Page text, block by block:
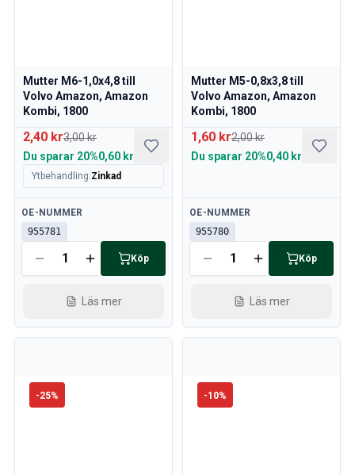
Nyheter
kampanj
Månadens kampanj
Mutter M6-1,0x4,8 till
Volvo Amazon, Amazon
Kombi, 1800
2,40 kr3,00 kr
Du sparar 20%0,60 kr
Ytbehandling:Zinkad
Tillgänglig
OE-NUMMER
955781
Köp
Läs mer
Mutter M5-0,8x3,8 till
Volvo Amazon, Amazon
Kombi, 1800
1,60 kr2,00 kr
Du sparar 20%0,40 kr
Tillgänglig
OE-NUMMER
955780
Köp
Läs mer
-25% -10%